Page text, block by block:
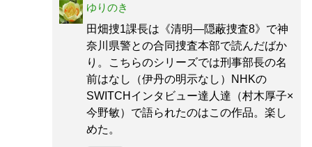
ゆりのき
田畑捜1課長は《清明―隠蔽捜査8》で神
奈川県警との合同捜査本部で読んだばか
り。こちらのシリーズでは刑事部長の名
前はなし（伊丹の明示なし）NHKの
SWITCHインタビュー達人達（村木厚子×
今野敏）で語られたのはこの作品。楽し
めた。